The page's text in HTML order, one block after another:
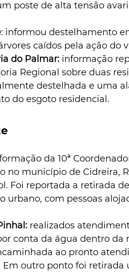
poste de alta tensão
: informou destelhamento
caídos pela ação do
do Palmar: informação
Regional sobre duas
destelhada e uma
do esgoto residencial.
da 10ª
no município de Cidreira,
Foi reportada a retirada
urbano, com pessoas
realizados
conta da água dentro da
ao pronto
Em outro ponto foi